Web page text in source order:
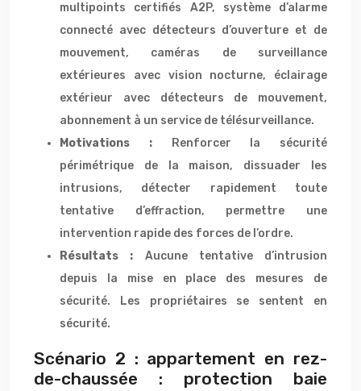
multipoints certifiés A2P, système d’alarme
connecté avec détecteurs d’ouverture et de
mouvement, caméras de surveillance
extérieures avec vision nocturne, éclairage
extérieur avec détecteurs de mouvement,
abonnement à un service de télésurveillance.
Motivations :
Renforcer la sécurité
périmétrique de la maison, dissuader les
intrusions, détecter rapidement toute
tentative d’effraction, permettre une
intervention rapide des forces de l’ordre.
Résultats : Aucune tentative d’intrusion
depuis la mise en place des mesures de
sécurité. Les propriétaires se sentent en
sécurité.
Scénario 2 : appartement en rez-
de-chaussée : protection baie